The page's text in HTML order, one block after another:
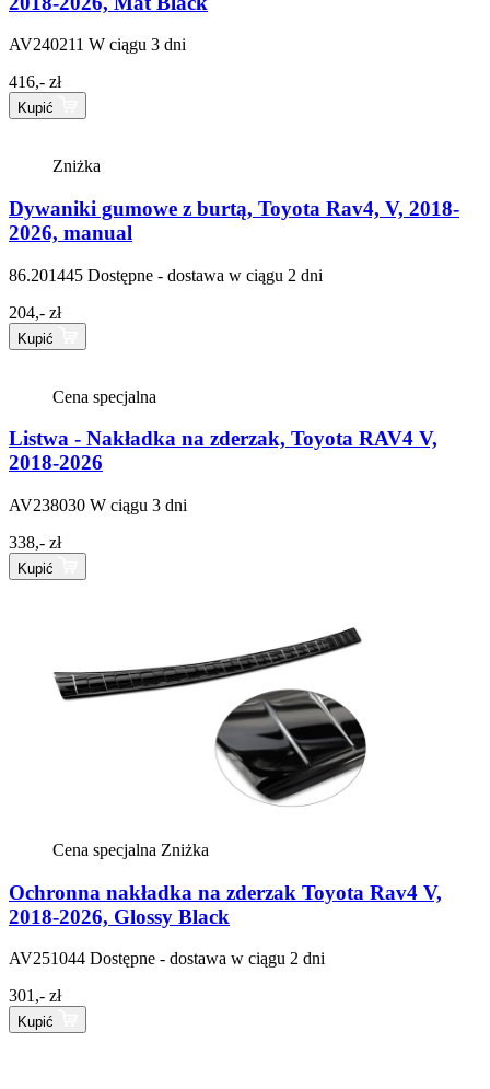
AV240211 W ciągu 3 dni
416,- zł
Kupić
Zniżka
Dywaniki gumowe z burtą, Toyota Rav4, V, 2018-
2026, manual
86.201445 Dostępne - dostawa w ciągu 2 dni
204,- zł
Kupić
Cena specjalna
Listwa - Nakładka na zderzak, Toyota RAV4 V,
2018-2026
AV238030 W ciągu 3 dni
338,- zł
Kupić
Cena specjalna Zniżka
Ochronna nakładka na zderzak Toyota Rav4 V,
2018-2026, Glossy Black
AV251044 Dostępne - dostawa w ciągu 2 dni
301,- zł
Kupić